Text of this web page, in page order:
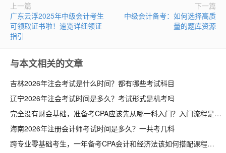
上一篇
广东云浮2025年中级会计考生
可领取证书啦！速览详细领证
指引
下一篇
中级会计备考：如何选择高质
量的题库资源
与本文相关的文章
吉林2026年注会考试是什么时间？都有哪些考试科目
辽宁2026年注会考试时间是多久？考试形式是机考吗
完全没有财会基础，准备考CPA应该先从哪一科入门？入门流程是什么
海南2026年注册会计师考试时间是多久？一共考几科
跨专业零基础考生，一年备考CPA会计和经济法该如何搭配课程